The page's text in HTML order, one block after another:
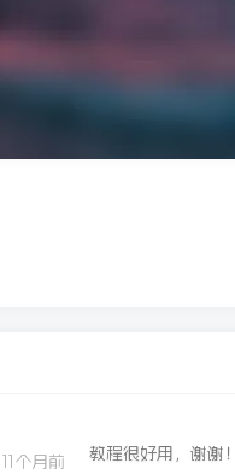
11个月前 教程很好用，谢谢！